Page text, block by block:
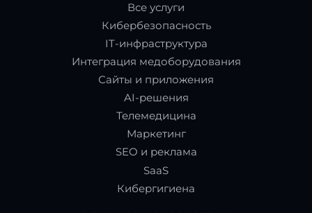
Все услуги
Кибербезопасность
IT-инфраструктура
Интеграция медоборудования
Сайты и приложения
AI-решения
Телемедицина
Маркетинг
SEO и реклама
SaaS
Кибергигиена